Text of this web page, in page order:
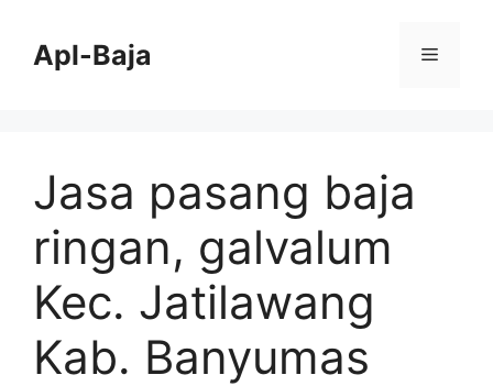
contentApl-Baja Menu
Jasa pasang baja
ringan, galvalum
Kec. Jatilawang
Kab. Banyumas